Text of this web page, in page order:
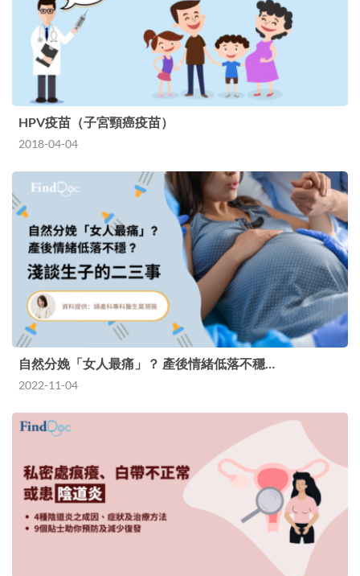
HPV疫苗（子宮頸癌疫苗）
2018-04-04
自然分娩「女人最痛」？ 產後情緒低落不穩…
2022-11-04